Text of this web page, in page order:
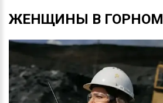
ЖЕНЩИНЫ В ГОРНОМ